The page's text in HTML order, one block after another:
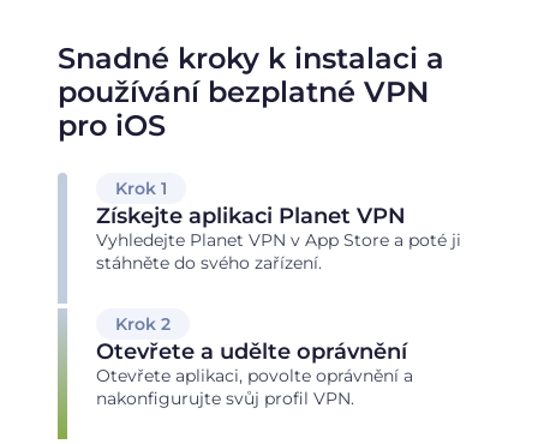
Snadné kroky k instalaci a
používání bezplatné VPN
pro iOS
Krok 1
Získejte aplikaci Planet VPN
Vyhledejte Planet VPN v App Store a poté ji
stáhněte do svého zařízení.
Krok 2
Otevřete a udělte oprávnění
Otevřete aplikaci, povolte oprávnění a
nakonfigurujte svůj profil VPN.